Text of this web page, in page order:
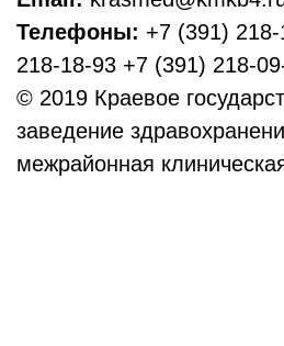
Телефоны: +7 (391)
218-18-93 +7 (391) 218-
© 2019 Краевое
заведение
межрайонная